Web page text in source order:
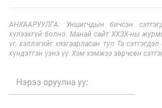
АНХААРУУЛГА: Уншигчдын бичсэн
хүлээхгүй болно. Манай сайт ХХЗХ-ны
үг, хэллэгийг хязгаарласан тул Та
хүндэтгэн үзнэ үү. Хэм хэмжээ зөрчсөн